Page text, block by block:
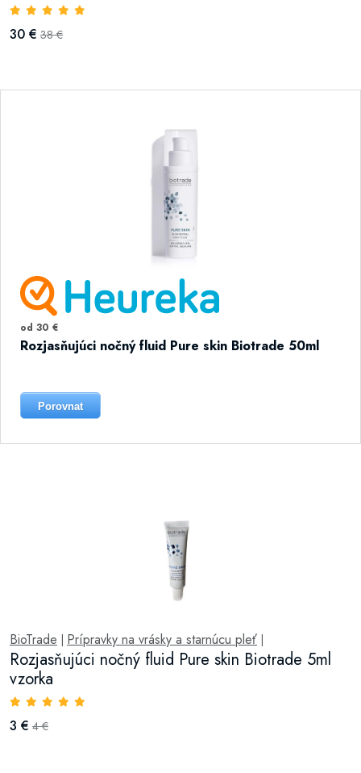
30 € 38 €
od 30 €
Rozjasňujúci nočný fluid Pure skin Biotrade 50ml
Porovnat
BioTrade | Prípravky na vrásky a starnúcu pleť |
Rozjasňujúci nočný fluid Pure skin Biotrade 5ml
vzorka
3 € 4 €